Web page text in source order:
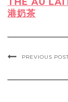
港奶茶
PREVIOUS